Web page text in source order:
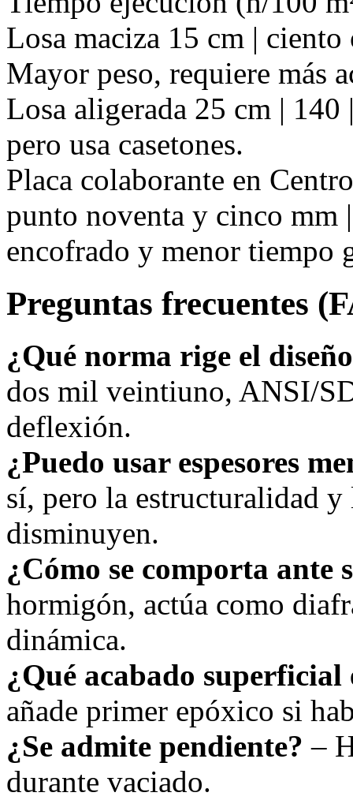
Losa maciza 15 cm | ciento
Mayor peso, requiere más
Losa aligerada 25 cm |
pero usa casetones.
Placa colaborante en
punto noventa y cinco mm
encofrado y menor tiempo
Preguntas frecuentes
¿Qué norma rige el
dos mil veintiuno, ANSI/
deflexión.
¿Puedo usar espesores
sí, pero la estructuralidad
disminuyen.
¿Cómo se comporta ante
hormigón, actúa como
dinámica.
¿Qué acabado superficial
añade primer epóxico si
¿Se admite pendiente? –
durante vaciado.